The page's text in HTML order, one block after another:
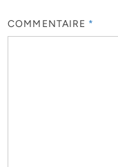
COMMENTAIRE *